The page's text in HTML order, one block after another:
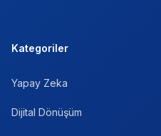
Kategoriler
Yapay Zeka
Dijital Dönüşüm